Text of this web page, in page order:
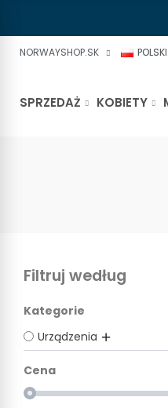
NORWAYSHOP.SK POLSKI
SPRZEDAŻ KOBIETY
Filtruj według
Kategorie
Urządzenia
Cena